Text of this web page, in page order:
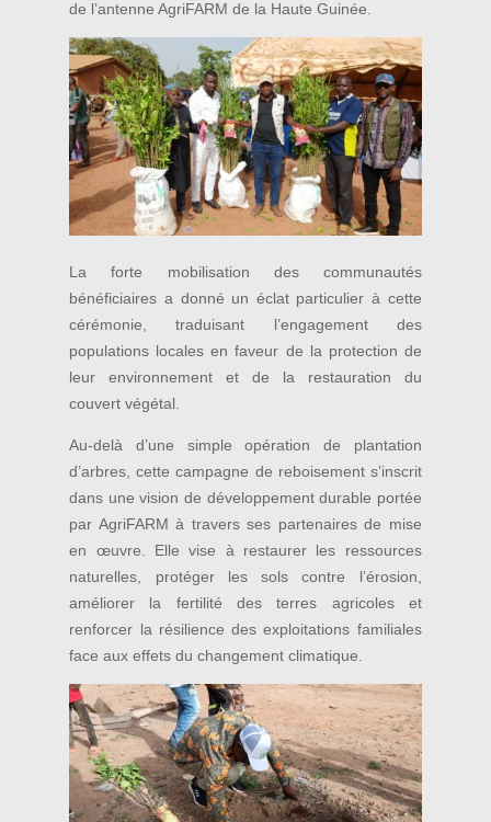
de l’antenne AgriFARM de la Haute Guinée.
La forte mobilisation des communautés
bénéficiaires a donné un éclat particulier à cette
cérémonie, traduisant l’engagement des
populations locales en faveur de la protection de
leur environnement et de la restauration du
couvert végétal.
Au-delà d’une simple opération de plantation
d’arbres, cette campagne de reboisement s’inscrit
dans une vision de développement durable portée
par AgriFARM à travers ses partenaires de mise
en œuvre. Elle vise à restaurer les ressources
naturelles, protéger les sols contre l’érosion,
améliorer la fertilité des terres agricoles et
renforcer la résilience des exploitations familiales
face aux effets du changement climatique.